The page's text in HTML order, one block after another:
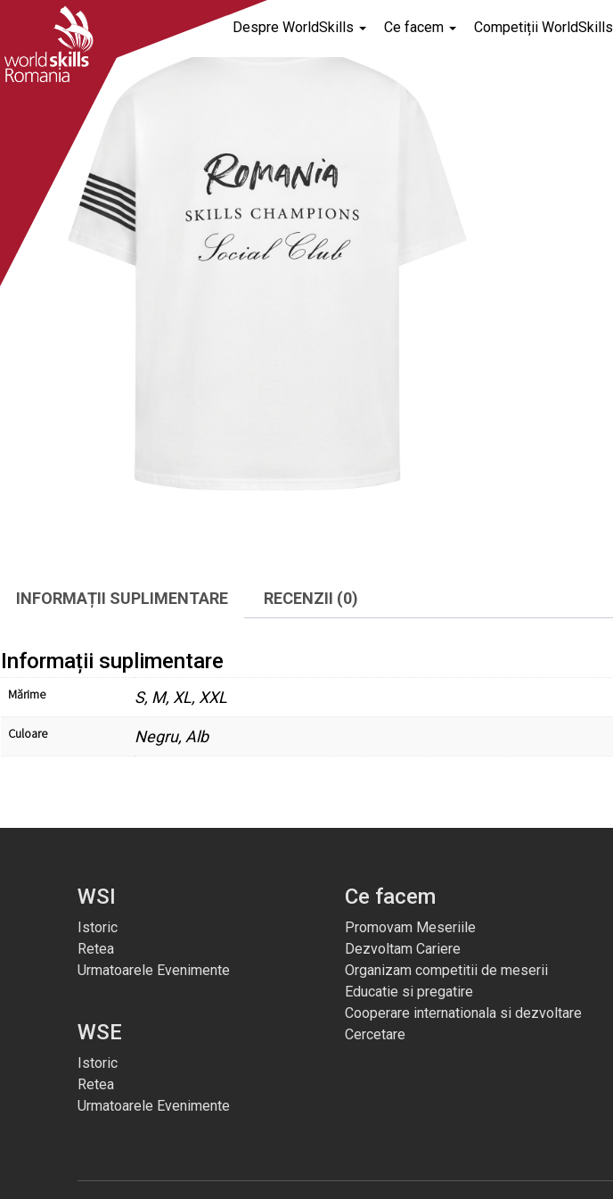
Despre WorldSkills Ce facem Competiții WorldSkills
INFORMAȚII SUPLIMENTARE RECENZII (0)
Informații suplimentare
Mărime S, M, XL, XXL
Culoare Negru, Alb
WSI
Istoric
Retea
Urmatoarele Evenimente
WSE
Istoric
Retea
Urmatoarele Evenimente
Ce facem
Promovam Meseriile
Dezvoltam Cariere
Organizam competitii de meserii
Educatie si pregatire
Cooperare internationala si dezvoltare
Cercetare